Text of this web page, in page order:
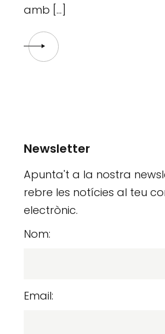
amb […]
Newsletter
Apunta't a la nostra
rebre les notícies al teu
electrònic.
Nom:
Email: